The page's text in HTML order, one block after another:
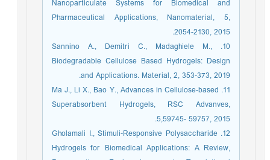
Nanoparticulate Systems for Biomedical and
Pharmaceutical Applications, Nanomaterial, 5,
2054-2130, 2015.
10. Sannino A., Demitri C., Madaghiele M.,
Biodegradable Cellulose Based Hydrogels: Design
and Applications. Material, 2, 353-373, 2019.
11. Ma J., Li X., Bao Y., Advances in Cellulose-based
Superabsorbent Hydrogels, RSC Advanves,
5,59745- 59757, 2015.
12. Gholamali I., Stimuli-Responsive Polysaccharide
Hydrogels for Biomedical Applications: A Review,